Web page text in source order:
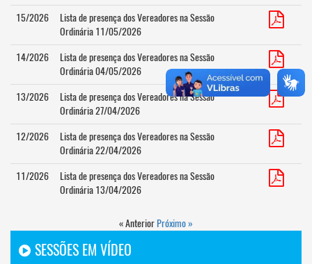
15/2026
Lista de presença dos Vereadores na Sessão
Ordinária 11/05/2026
14/2026
Lista de presença dos Vereadores na Sessão
Ordinária 04/05/2026
13/2026
Lista de presença dos Vereadores na Sessão
Ordinária 27/04/2026
12/2026
Lista de presença dos Vereadores na Sessão
Ordinária 22/04/2026
11/2026
Lista de presença dos Vereadores na Sessão
Ordinária 13/04/2026
« Anterior Próximo »
SESSÕES EM VÍDEO